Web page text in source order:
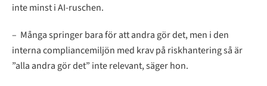
inte minst i AI-ruschen.
– Många springer bara för att andra gör det, men i den
interna compliancemiljön med krav på riskhantering så är
”alla andra gör det” inte relevant, säger hon.